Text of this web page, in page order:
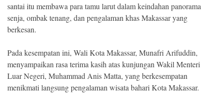
santai itu membawa para tamu larut dalam keindahan panorama
senja, ombak tenang, dan pengalaman khas Makassar yang
berkesan.
Pada kesempatan ini, Wali Kota Makassar, Munafri Arifuddin,
menyampaikan rasa terima kasih atas kunjungan Wakil Menteri
Luar Negeri, Muhammad Anis Matta, yang berkesempatan
menikmati langsung pengalaman wisata bahari Kota Makassar.